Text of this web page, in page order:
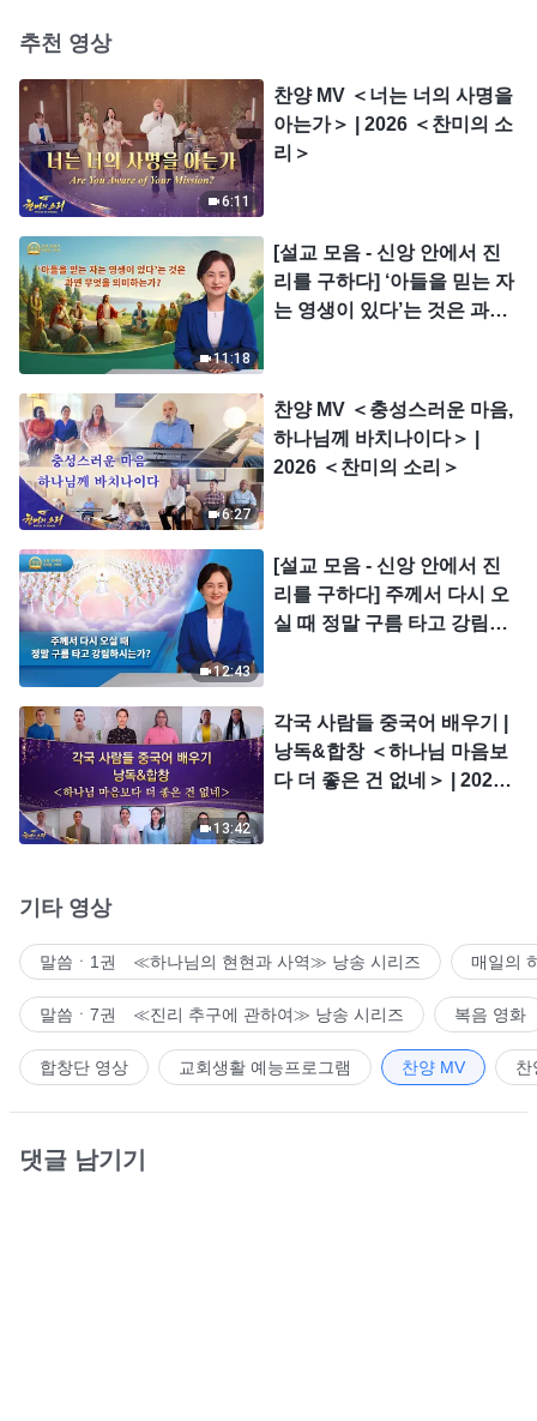
추천 영상
6:11
찬양 MV ＜너는 너의 사명을
아는가＞ | 2026 ＜찬미의 소
리＞
11:18
[설교 모음 - 신앙 안에서 진
리를 구하다] ‘아들을 믿는 자
는 영생이 있다’는 것은 과연
6:27
찬양 MV ＜충성스러운 마음,
하나님께 바치나이다＞ |
2026 ＜찬미의 소리＞
12:43
[설교 모음 - 신앙 안에서 진
리를 구하다] 주께서 다시 오
실 때 정말 구름 타고 강림하
13:42
각국 사람들 중국어 배우기 |
낭독&합창 ＜하나님 마음보
다 더 좋은 건 없네＞ | 2026
기타 영상
말씀ㆍ1권 ≪하나님의 현현과 사역≫ 낭송 시리즈 매일의
말씀ㆍ7권 ≪진리 추구에 관하여≫ 낭송 시리즈 복음 영화
합창단 영상 교회생활 예능프로그램 찬양 MV 찬
댓글 남기기